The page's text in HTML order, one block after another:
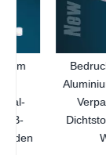
Bedruckte